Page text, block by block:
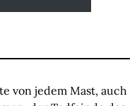
von jedem Mast, auch